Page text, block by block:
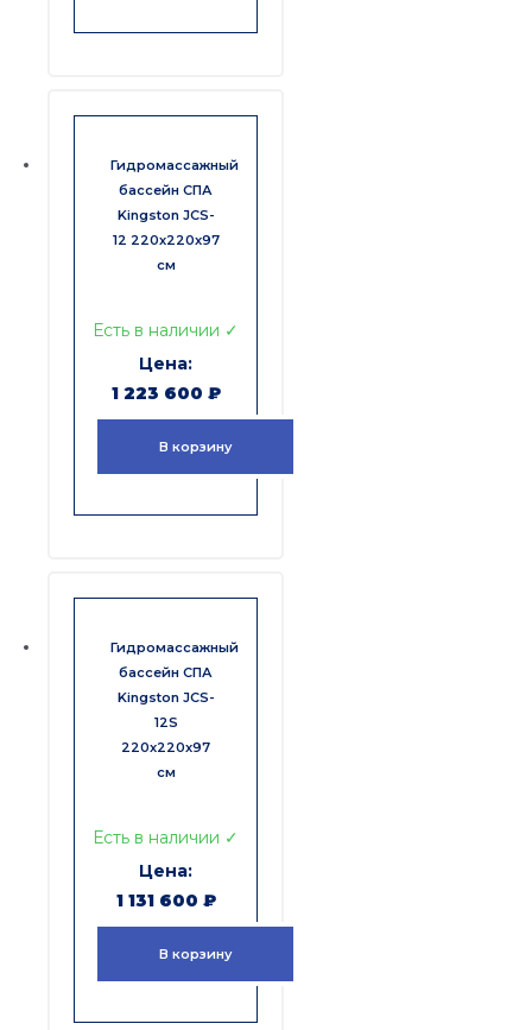
Гидромассажный
бассейн СПА
Kingston JCS-
12 220x220x97
см
Есть в наличии ✓
1 223 600 ₽
В корзину
Гидромассажный
бассейн СПА
Kingston JCS-
12S
220x220x97
см
Есть в наличии ✓
1 131 600 ₽
В корзину